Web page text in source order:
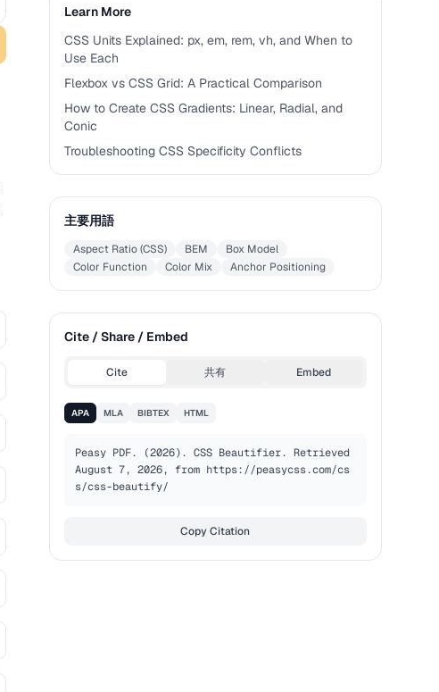
Learn More
CSS Units Explained: px, em, rem, vh, and When to
Use Each
Flexbox vs CSS Grid: A Practical Comparison
How to Create CSS Gradients: Linear, Radial, and
Conic
Troubleshooting CSS Specificity Conflicts
主要用語
Aspect Ratio (CSS) BEM
Box Model
Color Function
Color Mix Anchor Positioning
Cite / Share / Embed
Cite 共有 Embed
APA MLA BIBTEX HTML
Peasy PDF. (2026). CSS Beautifier. Retrieved
August 7, 2026, from https://peasycss.com/cs
s/css-beautify/
Copy Citation